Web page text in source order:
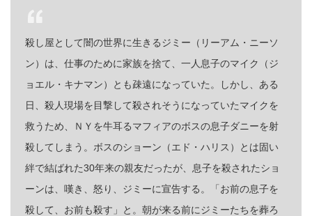
殺し屋として闇の世界に生きるジミー（リーアム・ニーソ
ン）は、仕事のために家族を捨て、一人息子のマイク（ジ
ョエル・キナマン）とも疎遠になっていた。しかし、ある
日、殺人現場を目撃して殺されそうになっていたマイクを
救うため、ＮＹを牛耳るマフィアのボスの息子ダニーを射
殺してしまう。ボスのショーン（エド・ハリス）とは固い
絆で結ばれた30年来の親友だったが、息子を殺されたショ
ーンは、嘆き、怒り、ジミーに宣告する。「お前の息子を
殺して、お前も殺す」と。朝が来る前にジミーたちを葬ろ